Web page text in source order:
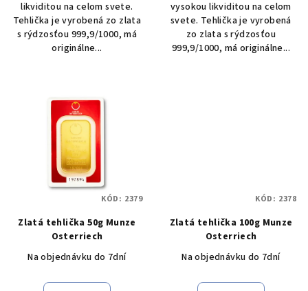
likviditou na celom svete.
Tehlička je vyrobená zo zlata
s rýdzosťou 999,9/1000, má
originálne...
vysokou likviditou na celom
svete. Tehlička je vyrobená
zo zlata s rýdzosťou
999,9/1000, má originálne...
Zlatá tehlička 50g Munze
Osterriech
Na objednávku do 7dní
KÓD: 2379
Zlatá tehlička 100g Munze
Osterriech
Na objednávku do 7dní
KÓD: 2378